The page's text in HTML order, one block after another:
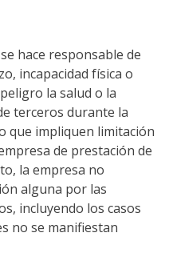
hace responsable de
incapacidad física o
la salud o la
terceros durante la
que impliquen limitación
de prestación de
la empresa no
alguna por las
incluyendo los casos
no se manifiestan